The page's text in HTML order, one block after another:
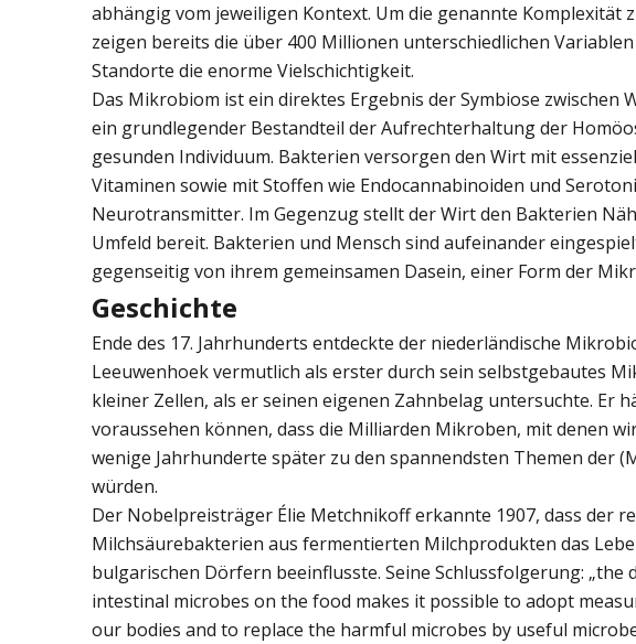
abhängig vom jeweiligen Kontext. Um die genannte Komplexität
zeigen bereits die über 400 Millionen unterschiedlichen
Standorte die enorme Vielschichtigkeit.
Das Mikrobiom ist ein direktes Ergebnis der Symbiose zwischen
ein grundlegender Bestandteil der Aufrechterhaltung der
gesunden Individuum. Bakterien versorgen den Wirt mit
Vitaminen sowie mit Stoffen wie Endocannabinoiden und
Neurotransmitter. Im Gegenzug stellt der Wirt den Bakterien
Umfeld bereit. Bakterien und Mensch sind aufeinander
gegenseitig von ihrem gemeinsamen Dasein, einer Form der
Geschichte
Ende des 17. Jahrhunderts entdeckte der niederländische
Leeuwenhoek vermutlich als erster durch sein selbstgebautes
kleiner Zellen, als er seinen eigenen Zahnbelag untersuchte. Er
voraussehen können, dass die Milliarden Mikroben, mit denen
wenige Jahrhunderte später zu den spannendsten Themen der
würden.
Der Nobelpreisträger Élie Metchnikoff erkannte 1907, dass der
Milchsäurebakterien aus fermentierten Milchprodukten das
bulgarischen Dörfern beeinflusste. Seine Schlussfolgerung: „the
intestinal microbes on the food makes it possible to adopt
our bodies and to replace the harmful microbes by useful